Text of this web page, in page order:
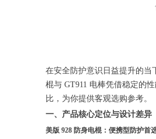
在安全防护意识日益提升的当
棍与 GT911 电棒凭借稳定的
比，为你提供客观选购参考。
一、产品核心定位与设计差异
美版 928 防身电棍：便携型防护首